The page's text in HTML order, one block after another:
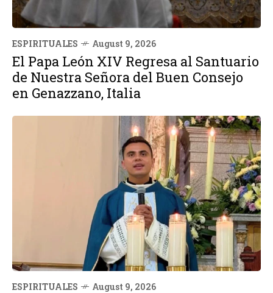
ESPIRITUALES August 9, 2026
El Papa León XIV Regresa al Santuario
de Nuestra Señora del Buen Consejo
en Genazzano, Italia
ESPIRITUALES August 9, 2026